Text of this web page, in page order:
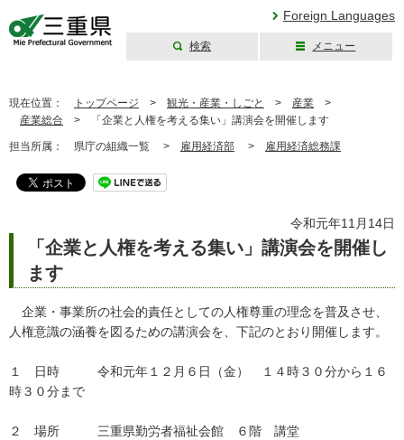
Foreign Languages
検索 メニュー
現在位置： トップページ > 観光・産業・しごと > 産業 >
産業総合 > 「企業と人権を考える集い」講演会を開催します
担当所属： 県庁の組織一覧 > 雇用経済部 > 雇用経済総務課
令和元年11月14日
「企業と人権を考える集い」講演会を開催し
ます
企業・事業所の社会的責任としての人権尊重の理念を普及させ、
人権意識の涵養を図るための講演会を、下記のとおり開催します。
１ 日時 令和元年１２月６日（金） １４時３０分から１６
時３０分まで
２ 場所 三重県勤労者福祉会館 ６階 講堂